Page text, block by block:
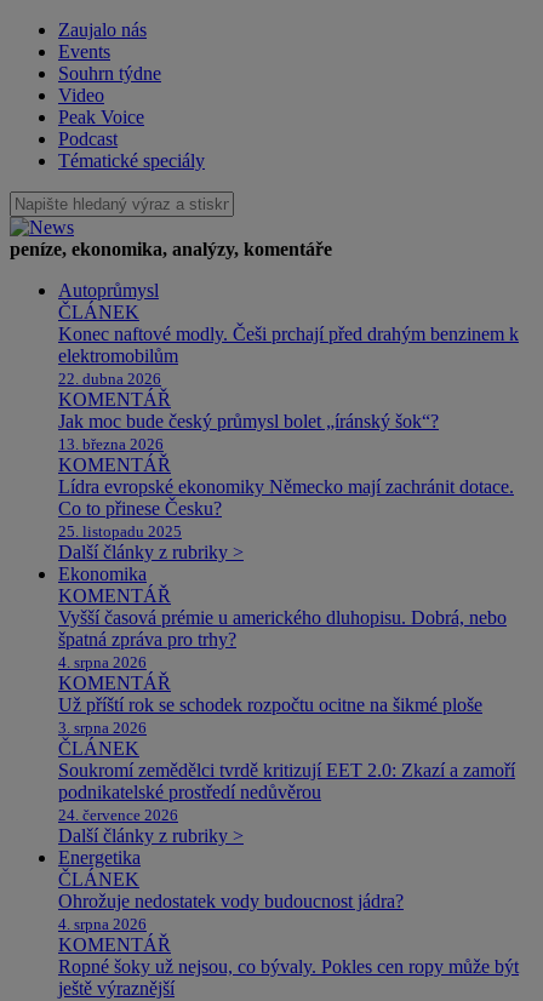
Zaujalo nás
Events
Souhrn týdne
Video
Peak Voice
Podcast
Tématické speciály
peníze, ekonomika, analýzy, komentáře
Autoprůmysl
ČLÁNEK
Konec naftové modly. Češi prchají před drahým benzinem k
elektromobilům
22. dubna 2026
KOMENTÁŘ
Jak moc bude český průmysl bolet „íránský šok“?
13. března 2026
KOMENTÁŘ
Lídra evropské ekonomiky Německo mají zachránit dotace.
Co to přinese Česku?
25. listopadu 2025
Další články z rubriky >
Ekonomika
KOMENTÁŘ
Vyšší časová prémie u amerického dluhopisu. Dobrá, nebo
špatná zpráva pro trhy?
4. srpna 2026
KOMENTÁŘ
Už příští rok se schodek rozpočtu ocitne na šikmé ploše
3. srpna 2026
ČLÁNEK
Soukromí zemědělci tvrdě kritizují EET 2.0: Zkazí a zamoří
podnikatelské prostředí nedůvěrou
24. července 2026
Další články z rubriky >
Energetika
ČLÁNEK
Ohrožuje nedostatek vody budoucnost jádra?
4. srpna 2026
KOMENTÁŘ
Ropné šoky už nejsou, co bývaly. Pokles cen ropy může být
ještě výraznější